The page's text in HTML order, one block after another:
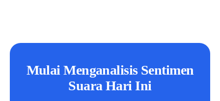
Mulai Menganalisis Sentimen
Suara Hari Ini